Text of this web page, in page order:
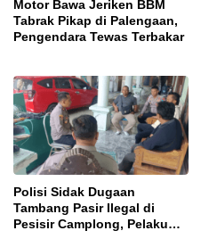
Motor Bawa Jeriken BBM
Tabrak Pikap di Palengaan,
Pengendara Tewas Terbakar
Polisi Sidak Dugaan
Tambang Pasir Ilegal di
Pesisir Camplong, Pelaku